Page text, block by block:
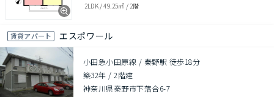
2LDK/49.25㎡ / 2階
賃貸アパート エスポワール
小田急小田原線 / 秦野駅 徒歩18分
築32年 /2階建
神奈川県秦野市下落合6-7